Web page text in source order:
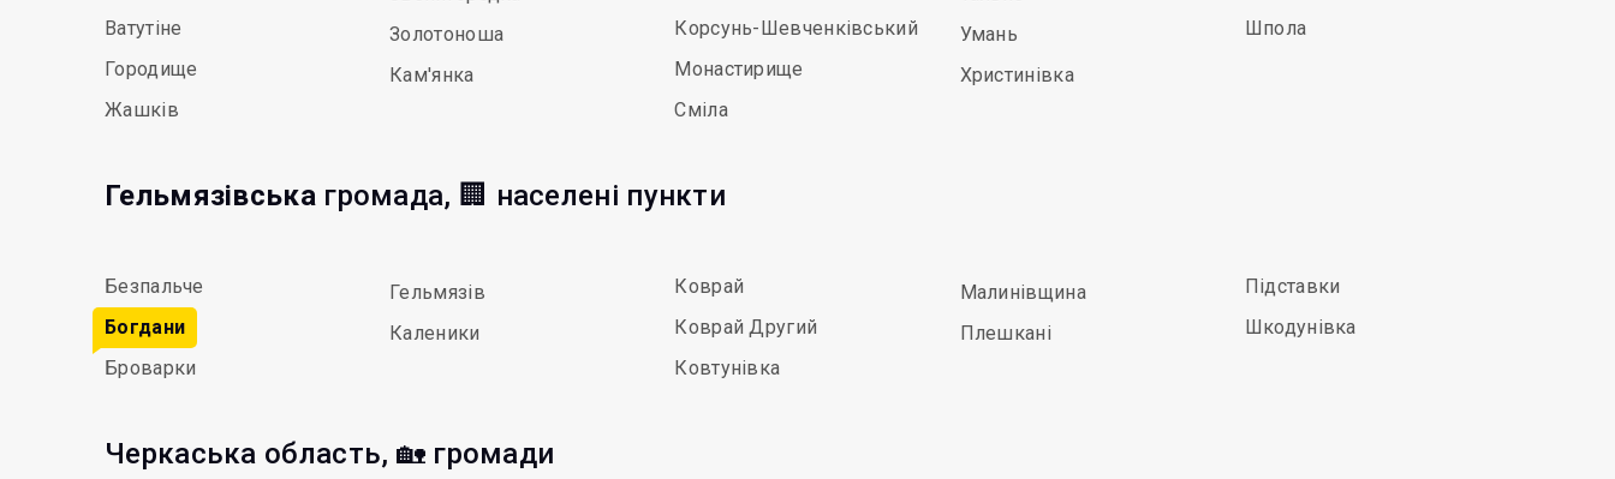
Ватутіне
Городище
Жашків
Золотоноша
Кам'янка
Корсунь-Шевченківський
Монастирище
Сміла
Умань
Христинівка
Шпола
Гельмязівськагромада, 🏢 населені пункти
Безпальче
Богдани
Броварки
Гельмязів
Каленики
Коврай
Коврай Другий
Ковтунівка
Малинівщина
Плешкані
Підставки
Шкодунівка
Черкаська область, 🏡 громади